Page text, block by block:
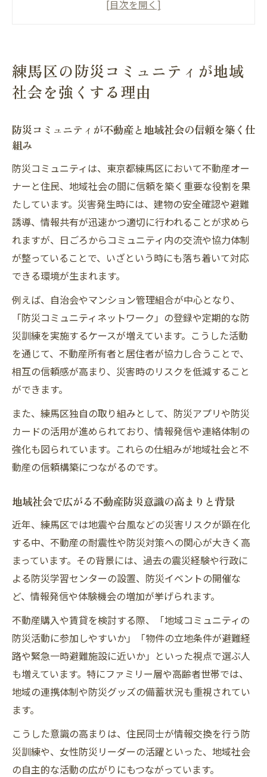
地域社会で広がる不動産防災意識の高まり
心感とは
地域社会の結束が不動産の価値向上につな
防災イベント参加が地域社会と不動産に及
地域防災活動で育む不動産とつながりの価値
地域防災活動が不動産に与える安心感と信
頼性
不動産を守るために不可欠な地域社会との
協力体制
地域社会で育む不動産の防災力とその評価
基準
地域防災活動が不動産の資産価値に直結す
る理由
防災イベントによる不動産の魅力と地域社
会への波及
災害時に頼れる地域社会を築くにはどうする
探る
地域社会で機能する不動産の連携体制づく
り
防災コミュニティが実現する災害時の助け
合い事例
不動産所有者が担う地域社会での役割と貢
防災グッズ活用と地域連携が生む安心な暮らし
防災グッズの活用で不動産と地域社会を守
地域社会と連携した防災グッズの共有・活
用例
不動産所有者が知るべき防災グッズの選び
方と管理
と注意点
防災グッズ活用が地域社会に広げる安心感
の輪
練馬区の防災コミュニティが地域
社会を強くする理由
防災コミュニティが不動産と地域社会の信頼を築く仕
組み
防災コミュニティは、東京都練馬区において不動産オー
ナーと住民、地域社会の間に信頼を築く重要な役割を果
たしています。災害発生時には、建物の安全確認や避難
誘導、情報共有が迅速かつ適切に行われることが求めら
れますが、日ごろからコミュニティ内の交流や協力体制
が整っていることで、いざという時にも落ち着いて対応
できる環境が生まれます。
例えば、自治会やマンション管理組合が中心となり、
「防災コミュニティネットワーク」の登録や定期的な防
災訓練を実施するケースが増えています。こうした活動
を通じて、不動産所有者と居住者が協力し合うことで、
相互の信頼感が高まり、災害時のリスクを低減すること
ができます。
また、練馬区独自の取り組みとして、防災アプリや防災
カードの活用が進められており、情報発信や連絡体制の
強化も図られています。これらの仕組みが地域社会と不
動産の信頼構築につながるのです。
地域社会で広がる不動産防災意識の高まりと背景
近年、練馬区では地震や台風などの災害リスクが顕在化
する中、不動産の耐震性や防災対策への関心が大きく高
まっています。その背景には、過去の震災経験や行政に
よる防災学習センターの設置、防災イベントの開催な
ど、情報発信や体験機会の増加が挙げられます。
不動産購入や賃貸を検討する際、「地域コミュニティの
防災活動に参加しやすいか」「物件の立地条件が避難経
路や緊急一時避難施設に近いか」といった視点で選ぶ人
も増えています。特にファミリー層や高齢者世帯では、
地域の連携体制や防災グッズの備蓄状況も重視されてい
ます。
こうした意識の高まりは、住民同士が情報交換を行う防
災訓練や、女性防災リーダーの活躍といった、地域社会
の自主的な活動の広がりにもつながっています。